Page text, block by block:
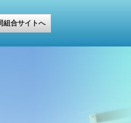
組合サイトへ